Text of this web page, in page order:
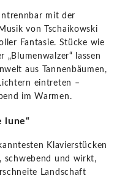
mit der
von Tschaikowski
Fantasie. Stücke wie
„Blumenwalzer“ lassen
aus Tannenbäumen,
eintreten –
im Warmen.
lune“
Klavierstücken
schwebend und wirkt,
Landschaft